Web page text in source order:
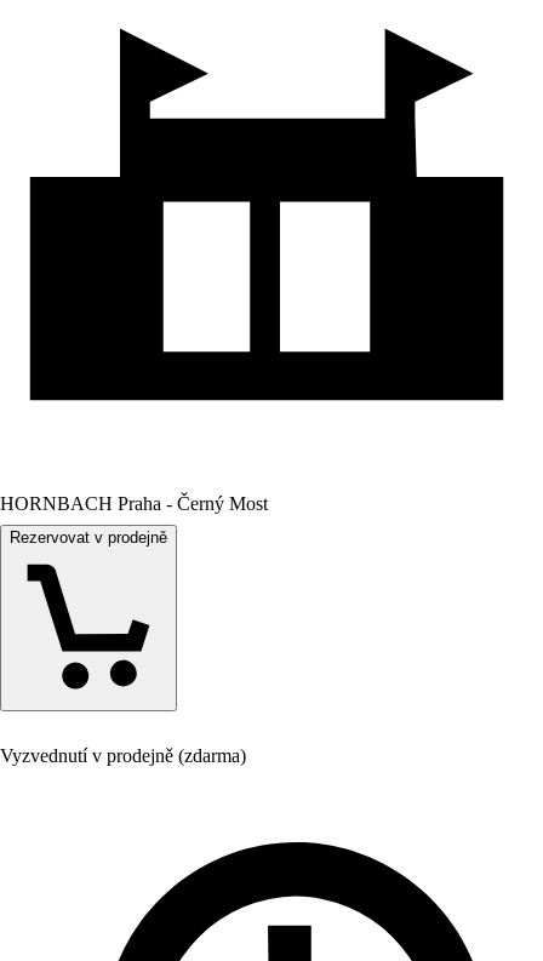
HORNBACH Praha - Černý Most
Rezervovat v prodejně
Vyzvednutí v prodejně (zdarma)